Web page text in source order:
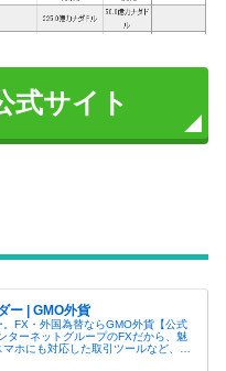
式サイト
ー | GMO外貨
FX・外国為替ならGMO外貨【公式
ターネットグループのFXだから、魅
ホにも対応した取引ツールなど、お